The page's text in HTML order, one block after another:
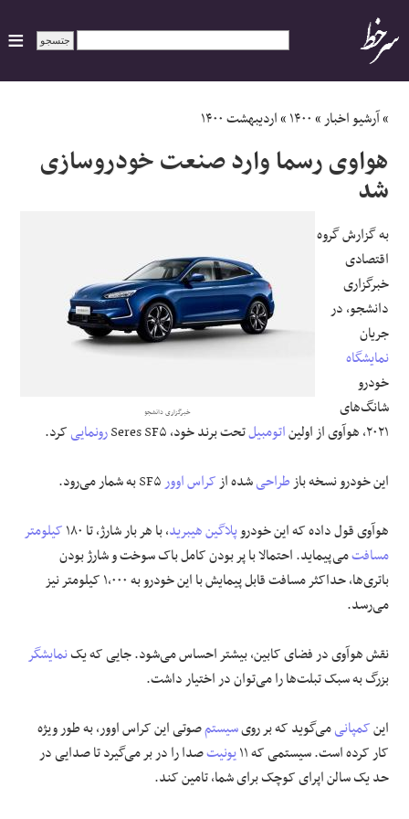
ایران
سیاسی
ورزشی
جهان
اجتماعی
حوادث
مقالات
»آرشیو اخبار»۱۴۰۰»اردیبهشت ۱۴۰۰
هواوی رسما وارد صنعت خودروسازی
شد
خبرگزاری دانشجو
به گزارش گروه
اقتصادی
خبرگزاری
دانشجو، در
جریان
نمایشگاه
خودرو
شانگ‌های
۲۰۲۱، هوآوی از اولین
اتومبیلتحت برند خود، Seres SF۵ رونماییکرد.
این خودرو نسخه بازطراحیشده ازکراس اوور
هوآوی قول داده که این خودروپلاگینهیبرید، با هر بار شارژ، تا ۱۸۰
کیلومتر
مسافتمی‌پیماید. احتمالا با پر بودن کامل باک سوخت و شارژ بودن
باتری‌ها، حداکثر مسافت قابل پیمایش با این خودرو به ۱،۰۰۰ کیلومتر نیز
می‌رسد.
نقش هوآوی در فضای کابین، بیشتر احساس می‌شود. جایی که یکنمایشگر
بزرگ به سبک تبلت‌ها را می‌توان در اختیار داشت.
اینکمپانیمی‌گوید که بر رویسیستمصوتی این کراس اوور، به طور ویژه
کار کرده است. سیستمی که ۱۱
یونیتصدا را در بر می‌گیرد تا صدایی در
حد یک سالن اپرای کوچک برای شما، تامین کند.